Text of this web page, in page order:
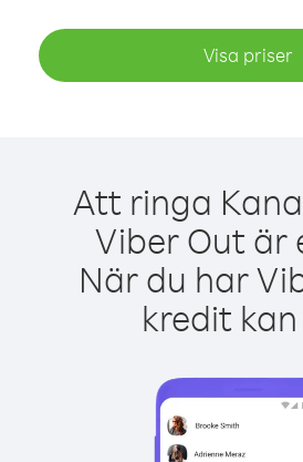
Visa priser
Att ringa
Viber Out är
När du har
kredit